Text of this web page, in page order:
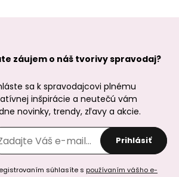
záujem o náš tvorivy spravodaj?
sa k spravodajcovi plnému
inšpirácie a neutečú vám
novinky, trendy, zľavy a akcie.
Prihlásiť
súhlasíte s používaním vášho e-